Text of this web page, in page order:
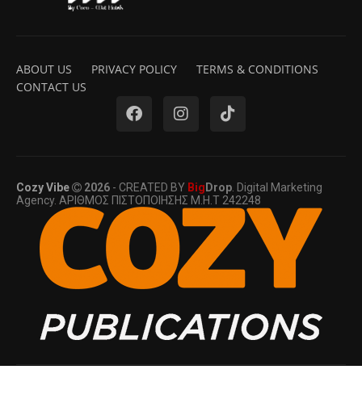
ABOUT US PRIVACY POLICY
TERMS & CONDITIONS
CONTACT US
Cozy Vibe 2026 - CREATED BY Big Drop . Digital Marketing
Agency. ΑΡΙΘΜΟΣ ΠΙΣΤΟΠΟΙΗΣΗΣ Μ.Η.Τ 242248